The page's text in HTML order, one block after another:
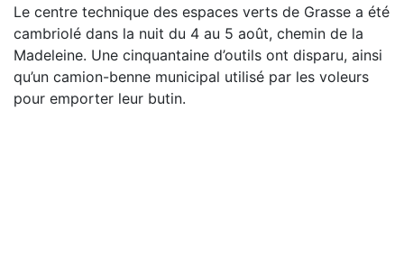
Le centre technique des espaces verts de Grasse a été
cambriolé dans la nuit du 4 au 5 août, chemin de la
Madeleine. Une cinquantaine d’outils ont disparu, ainsi
qu’un camion-benne municipal utilisé par les voleurs
pour emporter leur butin.